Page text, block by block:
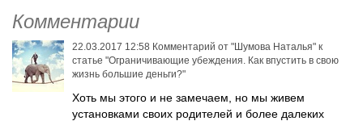
без долгов и кредитов, как
научиться делать накопления, а
со временем, ваши накопления
Комментарии
22.03.2017 12:58 Комментарий от "Шумова Наталья" к
статье "Ограничивающие убеждения. Как впустить в свою
жизнь большие деньги?"
Хоть мы этого и не замечаем, но мы живем
установками своих родителей и более далеких